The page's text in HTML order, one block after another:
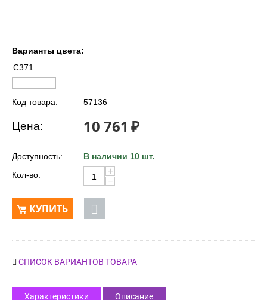
Варианты цвета:
C371
Код товара: 57136
Цена: 10 761 ₽
В наличии 10 шт.
Кол-во:
КУПИТЬ
СПИСОК ВАРИАНТОВ ТОВАРА